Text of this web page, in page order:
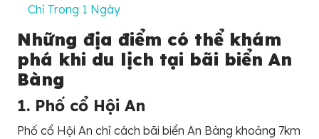
Chỉ Trong 1 Ngày
Những địa điểm có thể khám
phá khi du lịch tại bãi biển An
Bàng
1. Phố cổ Hội An
Phố cổ Hội An chỉ cách bãi biển An Bàng khoảng 7km